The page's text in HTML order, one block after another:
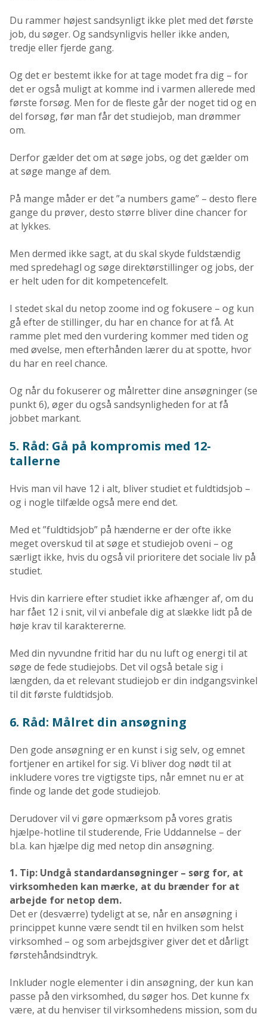
Du rammer højest sandsynligt ikke plet med det første
job, du søger. Og sandsynligvis heller ikke anden,
tredje eller fjerde gang.
Og det er bestemt ikke for at tage modet fra dig – for
det er også muligt at komme ind i varmen allerede med
første forsøg. Men for de fleste går der noget tid og en
del forsøg, før man får det studiejob, man drømmer
om.
Derfor gælder det om at søge jobs, og det gælder om
at søge mange af dem.
På mange måder er det ”a numbers game” – desto flere
gange du prøver, desto større bliver dine chancer for
at lykkes.
Men dermed ikke sagt, at du skal skyde fuldstændig
med spredehagl og søge direktørstillinger og jobs, der
er helt uden for dit kompetencefelt.
I stedet skal du netop zoome ind og fokusere – og kun
gå efter de stillinger, du har en chance for at få. At
ramme plet med den vurdering kommer med tiden og
med øvelse, men efterhånden lærer du at spotte, hvor
du har en reel chance.
Og når du fokuserer og målretter dine ansøgninger (se
punkt 6), øger du også sandsynligheden for at få
jobbet markant.
5. Råd: Gå på kompromis med 12-
tallerne
Hvis man vil have 12 i alt, bliver studiet et fuldtidsjob –
og i nogle tilfælde også mere end det.
Med et ”fuldtidsjob” på hænderne er der ofte ikke
meget overskud til at søge et studiejob oveni – og
særligt ikke, hvis du også vil prioritere det sociale liv på
studiet.
Hvis din karriere efter studiet ikke afhænger af, om du
har fået 12 i snit, vil vi anbefale dig at slække lidt på de
høje krav til karaktererne.
Med din nyvundne fritid har du nu luft og energi til at
søge de fede studiejobs. Det vil også betale sig i
længden, da et relevant studiejob er din indgangsvinkel
til dit første fuldtidsjob.
6. Råd: Målret din ansøgning
Den gode ansøgning er en kunst i sig selv, og emnet
fortjener en artikel for sig. Vi bliver dog nødt til at
inkludere vores tre vigtigste tips, når emnet nu er at
finde og lande det gode studiejob.
Derudover vil vi gøre opmærksom på vores gratis
hjælpe-hotline til studerende, Frie Uddannelse – der
bl.a. kan hjælpe dig med netop din ansøgning.
1. Tip: Undgå standardansøgninger – sørg for, at
virksomheden kan mærke, at du brænder for at
arbejde for netop dem.
Det er (desværre) tydeligt at se, når en ansøgning i
princippet kunne være sendt til en hvilken som helst
virksomhed – og som arbejdsgiver giver det et dårligt
førstehåndsindtryk.
Inkluder nogle elementer i din ansøgning, der kun kan
passe på den virksomhed, du søger hos. Det kunne fx
være, at du henviser til virksomhedens mission, som du